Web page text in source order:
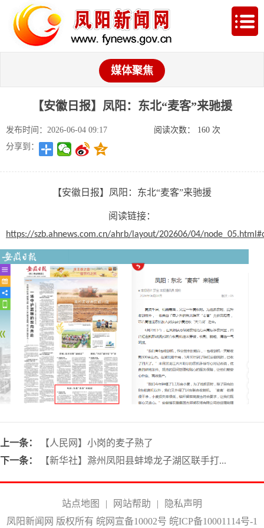
媒体聚焦
【安徽日报】凤阳：东北“麦客”来驰援
发布时间：2026-06-04 09:17 阅读次数： 160 次
分享到：
【安徽日报】凤阳：东北“麦客”来驰援
阅读链接：
https://szb.ahnews.com.cn/ahrb/layout/202606/04/
上一条：
【人民网】小岗的麦子熟了
下一条：
【新华社】滁州凤阳县蚌埠龙子湖区联手打...
站点地图 网站帮助
隐私声明
凤阳新闻网 版权所有 皖网宣备10002号 皖ICP备10001114号-1